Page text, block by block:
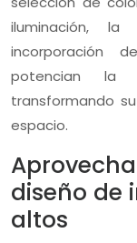
iluminación,
incorporación
potencian la
transformando
espacio.
diseño de
altos